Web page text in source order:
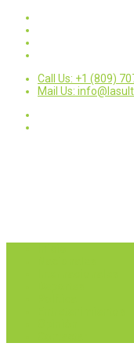
Call Us: +1 (809)
Mail Us: